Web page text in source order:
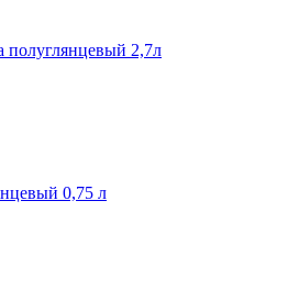
2,7л
0,75 л